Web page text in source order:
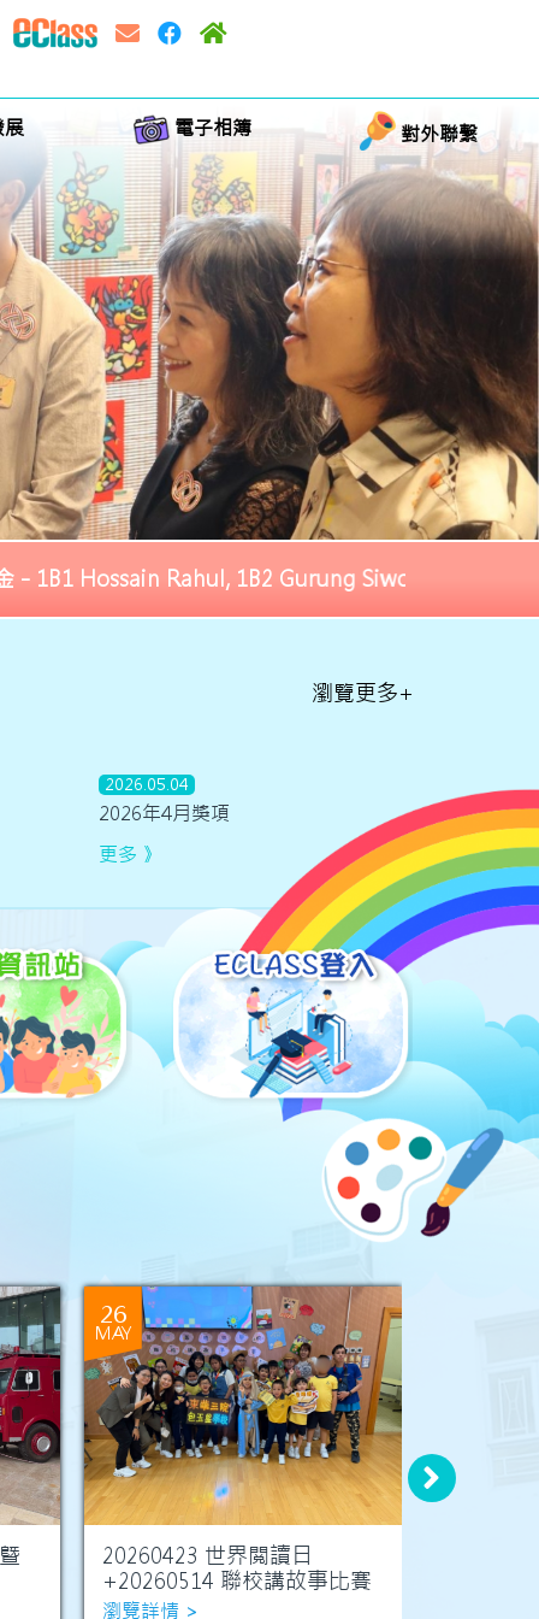
展 電子相簿 對外聯繫
Rahul, 1B2 Gurung Siwon Roka 葛量洪特殊學
瀏覽更多+
2026.05.04
2026年4月獎項
更多 》
26
MAY
20260423 世界閲讀日
+20260514 聯校講故事比賽
瀏覽詳情 >